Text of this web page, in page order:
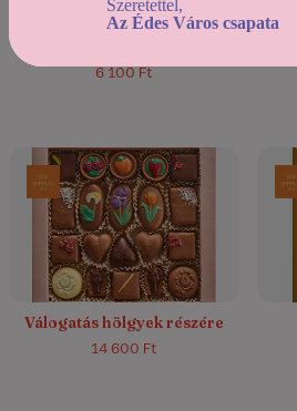
Klasszikus tejcsokoládés
6 100 Ft
Válogatás hölgyek részére
14 600 Ft
Szeretettel,
Az Édes Város csapata